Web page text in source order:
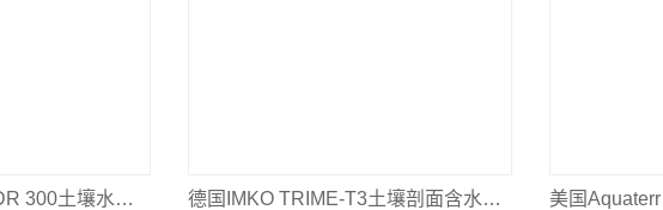
美国SPECTRUM TDR 300土壤水分测定仪 德国IMKO TRIME-T3土壤剖面含水量测量系统